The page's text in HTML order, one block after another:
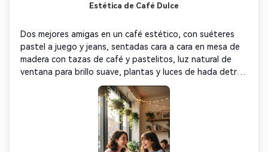
Estética de Café Dulce
Dos mejores amigas en un café estético, con suéteres
pastel a juego y jeans, sentadas cara a cara en mesa de
madera con tazas de café y pastelitos, luz natural de
ventana para brillo suave, plantas y luces de hada detrás,
momento espontáneo de risas, gradación cálida con look
de película vintage, plano a la altura de ojos capturando
felicidad genuina, fotorrealismo 8K, energía kawaii de
BFF, estética acogedora de cafetería